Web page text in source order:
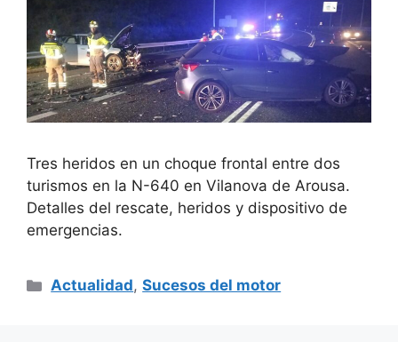
Tres heridos en un choque frontal entre dos
turismos en la N-640 en Vilanova de Arousa.
Detalles del rescate, heridos y dispositivo de
emergencias.
Categorías
Actualidad,Sucesos del motor